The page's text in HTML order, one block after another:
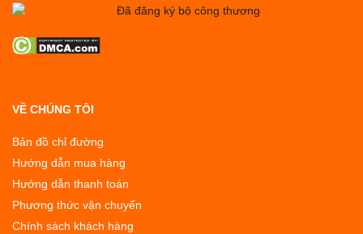
VỀ CHÚNG TÔI
Bản đồ chỉ đường
Hướng dẫn mua hàng
Hướng dẫn thanh toán
Phương thức vận chuyển
Chính sách khách hàng